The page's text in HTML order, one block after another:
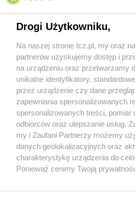
O FIRMIE POLITYKA
REKLAMA WSPÓŁPRACA RSS
Nasze
Aktualności
Tcz24
Drogi Użytkowniku,
Na naszej stronie tcz.pl, my oraz
partnerów uzyskujemy dostęp i
na urządzeniu oraz przetwarzamy
unikalne identyfikatory,
przez urządzenie czy dane
zapewniania spersonalizowanych
spersonalizowanych treści, pomiar
odbiorców oraz ulepszanie usług.
my i Zaufani Partnerzy możemy
danych geolokalizacyjnych oraz
charakterystykę urządzenia do
Ponieważ cenimy Twoją